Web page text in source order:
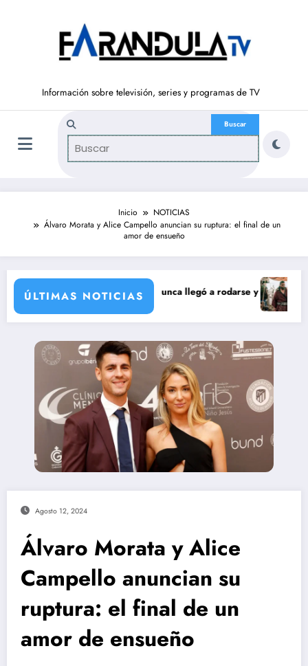
Información sobre televisión, series y programas de TV
Inicio
NOTICIAS
Álvaro Morata y Alice Campello anuncian su ruptura: el final de un
amor de ensueño
ÚLTIMAS NOTICIAS
de María Castro
Carmina Ordóñez que nunca llegó a rodarse y que convertía a
‘Sandokán’
Agosto 12, 2024
Álvaro Morata y Alice
Campello anuncian su
ruptura: el final de un
amor de ensueño